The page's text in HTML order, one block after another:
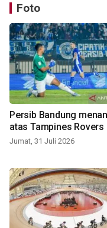
Foto
Persib Bandung
atas Tampines Rovers
Jumat, 31 Juli 2026